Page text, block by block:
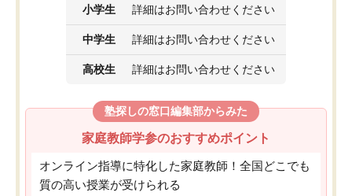
小学生 詳細はお問い合わせください
中学生 詳細はお問い合わせください
高校生 詳細はお問い合わせください
塾探しの窓口編集部からみた
家庭教師学参のおすすめポイント
オンライン指導に特化した家庭教師！全国どこでも
質の高い授業が受けられる